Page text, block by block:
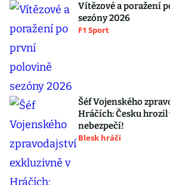
Vítězové a poražení
sezóny 2026
F1 Sport
Šéf Vojenského
Hráčích: Česku hrozil
nebezpečí!
Blesk hráči